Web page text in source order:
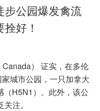
步公园爆发禽流
好！
） 证实，在多伦
城市公园，一只加拿大
（H5N1）。此外，该公
注。